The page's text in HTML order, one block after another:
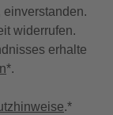
einverstanden.
widerrufen.
erhalte
*.
.